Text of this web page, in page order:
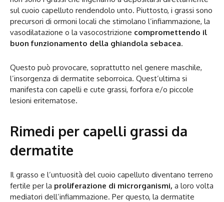
sul cuoio capelluto rendendolo unto. Piuttosto, i grassi sono
precursori di ormoni locali che stimolano l’infiammazione, la
vasodilatazione o la vasocostrizione compromettendo il
buon funzionamento della ghiandola sebacea.
Questo può provocare, soprattutto nel genere maschile,
l’insorgenza di dermatite seborroica. Quest’ultima si
manifesta con capelli e cute grassi, forfora e/o piccole
lesioni eritematose.
Rimedi per capelli grassi da
dermatite
Il grasso e l’untuosità del cuoio capelluto diventano terreno
fertile per la proliferazione di microrganismi, a loro volta
mediatori dell’infiammazione. Per questo, la dermatite